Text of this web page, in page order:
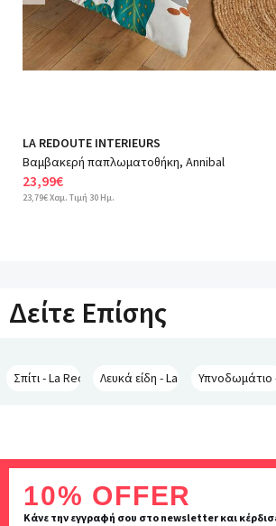
Previous
LA REDOUTE INTERIEURS
Βαμβακερή παπλωματοθήκη, Annibal
23,99€
23,79€ Χαμ. Τιμή 30 Ημ.
Δείτε Επίσης
Σπίτι - La Redoute InterieursΛευκά είδη - La RedouteΥπνοδωμάτιο
Inscription
newsletter
10% OFFER
Κάνε την εγγραφή σου στο newsletter και